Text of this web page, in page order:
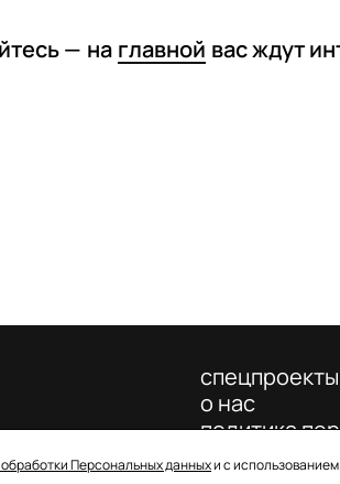
— на главной вас ждут
Персональных данныхи с
спецпроекты
о нас
политика